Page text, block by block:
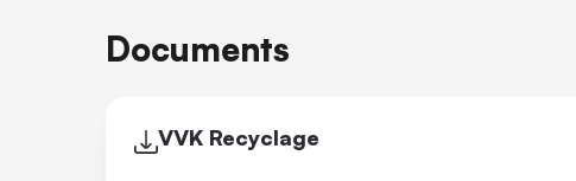
Documents
VVK Recyclage